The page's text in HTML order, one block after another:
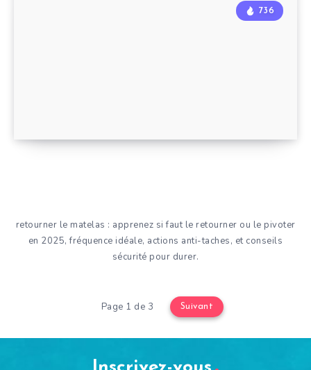
736
retourner le matelas : apprenez si faut le retourner ou le pivoter
en 2025, fréquence idéale, actions anti-taches, et conseils
sécurité pour durer.
Page 1 de 3 Suivant